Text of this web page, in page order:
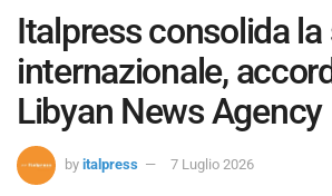
Italpress consolida la
internazionale,
Libyan News Agency
by italpress 7 Luglio 2026